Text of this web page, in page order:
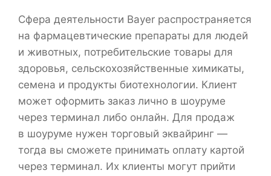
Сфера деятельности Bayer распространяется
на фармацевтические препараты для людей
и животных, потребительские товары для
здоровья, сельскохозяйственные химикаты,
семена и продукты биотехнологии. Клиент
может оформить заказ лично в шоуруме
через терминал либо онлайн. Для продаж
в шоуруме нужен торговый эквайринг —
тогда вы сможете принимать оплату картой
через терминал. Их клиенты могут прийти